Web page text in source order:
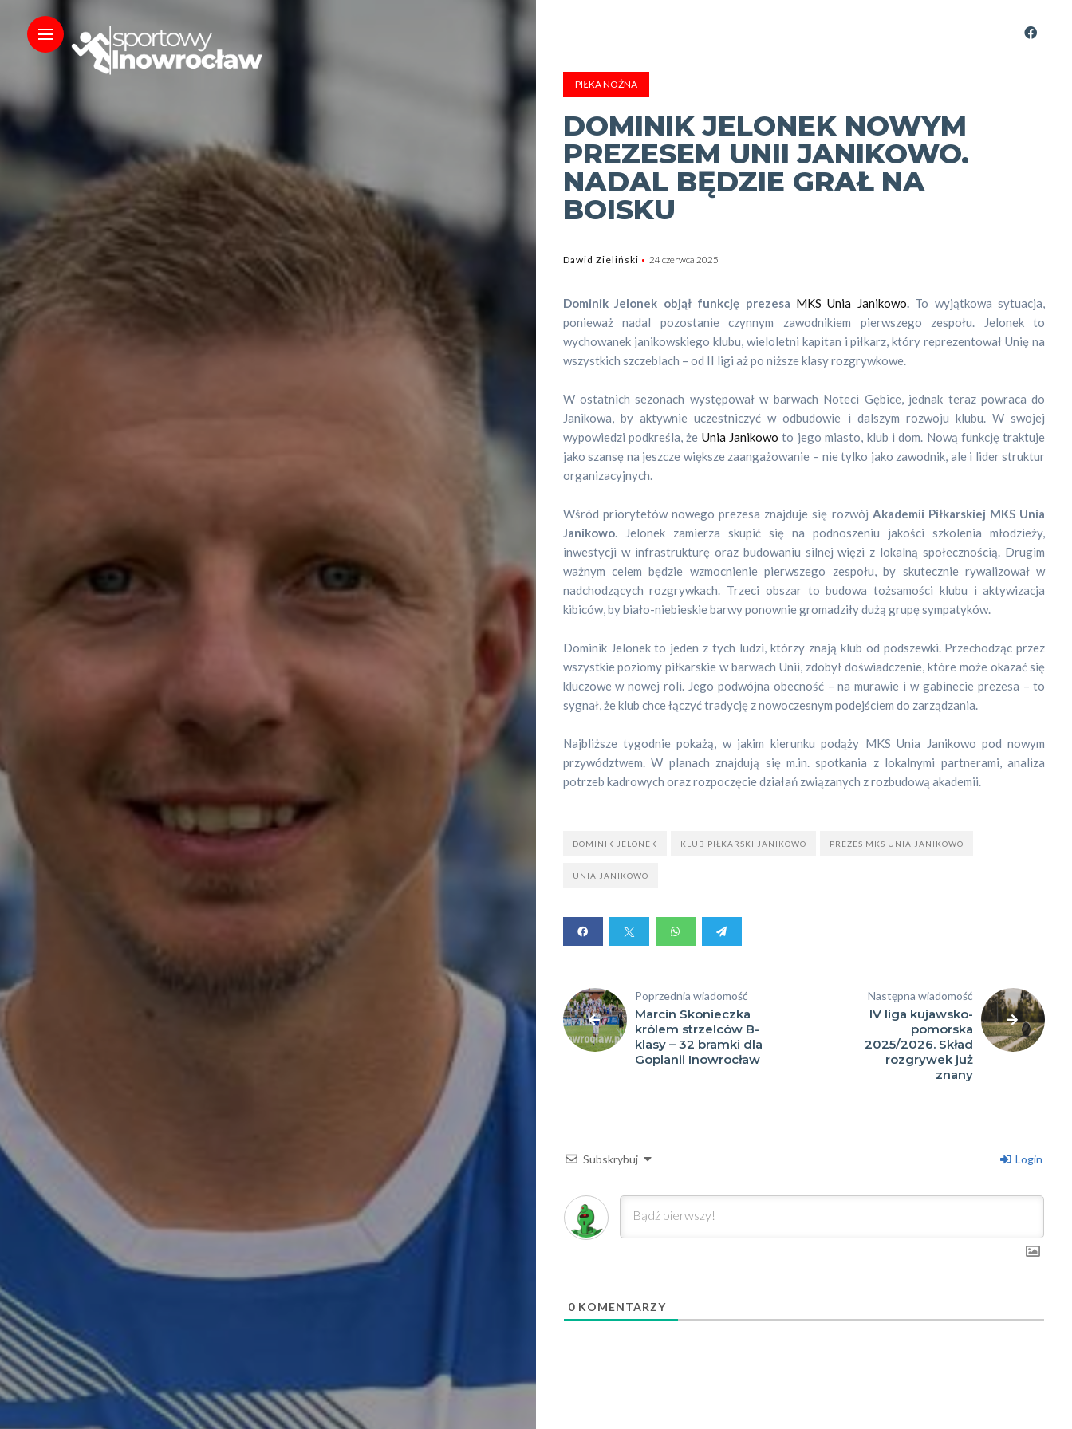
Sportowa
pogadanka
Sportowe
wydarzenia
sportowe
PIŁKA NOŻNA
DOMINIK JELONEK NOWYM
PREZESEM UNII JANIKOWO.
NADAL BĘDZIE GRAŁ NA
BOISKU
Dawid Zieliński 24 czerwca 2025
Dominik Jelonek objął funkcję prezesa MKS Unia Janikowo.To wyjątkowa sytuacja,
ponieważ nadal pozostanie czynnym zawodnikiem pierwszego zespołu. Jelonek to
wychowanek janikowskiego klubu, wieloletni kapitan i piłkarz, który reprezentował Unię na
wszystkich szczeblach – od II ligi aż po niższe klasy rozgrywkowe.
W ostatnich sezonach występował w barwach Noteci Gębice, jednak teraz powraca do
Janikowa, by aktywnie uczestniczyć w odbudowie i dalszym rozwoju klubu. W swojej
wypowiedzi podkreśla, że Unia Janikowo to jego miasto, klub i dom. Nową funkcję traktuje
jako szansę na jeszcze większe zaangażowanie – nie tylko jako zawodnik, ale i lider struktur
organizacyjnych.
Wśród priorytetów nowego prezesa znajduje się rozwój Akademii Piłkarskiej MKS Unia
Janikowo. Jelonek zamierza skupić się na podnoszeniu jakości szkolenia młodzieży,
inwestycji w infrastrukturę oraz budowaniu silnej więzi z lokalną społecznością. Drugim
ważnym celem będzie wzmocnienie pierwszego zespołu, by skutecznie rywalizował w
nadchodzących rozgrywkach. Trzeci obszar to budowa tożsamości klubu i aktywizacja
kibiców, by biało-niebieskie barwy ponownie gromadziły dużą grupę sympatyków.
Dominik Jelonek to jeden z tych ludzi, którzy znają klub od podszewki. Przechodząc przez
wszystkie poziomy piłkarskie w barwach Unii, zdobył doświadczenie, które może okazać się
kluczowe w nowej roli. Jego podwójna obecność – na murawie i w gabinecie prezesa – to
sygnał, że klub chce łączyć tradycję z nowoczesnym podejściem do zarządzania.
Najbliższe tygodnie pokażą, w jakim kierunku podąży MKS Unia Janikowo pod nowym
przywództwem. W planach znajdują się m.in. spotkania z lokalnymi partnerami, analiza
potrzeb kadrowych oraz rozpoczęcie działań związanych z rozbudową akademii.
DOMINIK JELONEK KLUB PIŁKARSKI JANIKOWO PREZES MKS UNIA JANIKOWO
UNIA JANIKOWO
Poprzednia wiadomość
Marcin Skonieczka
królem strzelców B-
klasy – 32 bramki dla
Goplanii Inowrocław
Następna wiadomość
IV liga kujawsko-
pomorska
2025/2026. Skład
rozgrywek już
znany
Subskrybuj Login
0KOMENTARZY